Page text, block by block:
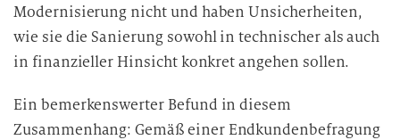
Modernisierung nicht und haben Unsicherheiten,
wie sie die Sanierung sowohl in technischer als auch
in finanzieller Hinsicht konkret angehen sollen.
Ein bemerkenswerter Befund in diesem
Zusammenhang: Gemäß einer Endkundenbefragung